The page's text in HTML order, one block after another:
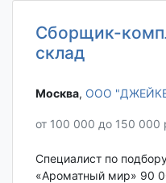
Сборщик-
склад
Москва‎, ООО
от 100 000 до 150 000
Специалист по
«Ароматный мир» 90